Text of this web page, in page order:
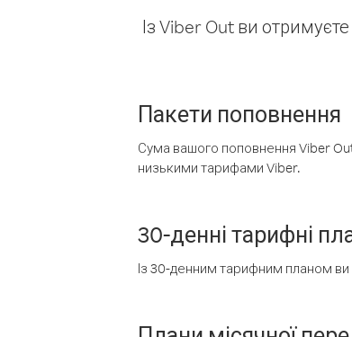
Із Viber Out ви
Пакети поповнення
Сума вашого поповнення Viber
низькими тарифами Viber.
30-денні тарифні
Із 30-денним тарифним планом